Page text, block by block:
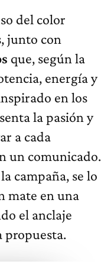
del color
junto con
que, según la
energía y
en los
la pasión y
a cada
un comunicado.
campaña, se lo
mate en una
el anclaje
propuesta.